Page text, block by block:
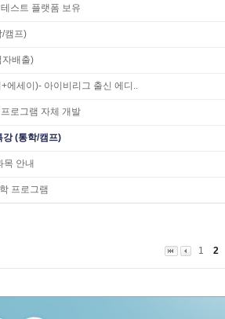
스트 플랫폼 보유
/캠프)
자배출)
에세이)- 아이비리그 출신 에디..
로그램 자체 개발
(통학/캠프)
목 안내
프로그램
1 2